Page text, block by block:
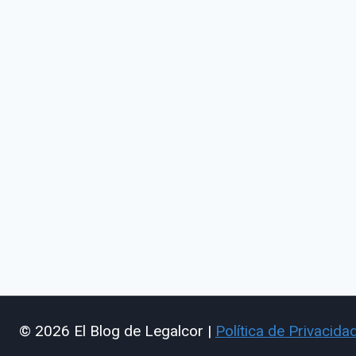
© 2026 El Blog de Legalcor | Política de